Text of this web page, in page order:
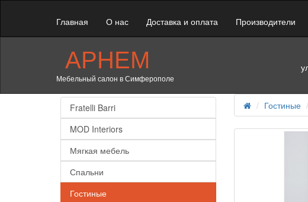
Главная О нас Доставка и оплата Производители
АРНЕМ
Мебельный салон в Симферополе
Fratelli Barri
MOD Interiors
Мягкая мебель
Спальни
Гостиные
Гостиные